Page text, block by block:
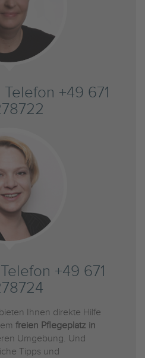
+49 671
+49 671
Ihnen direkte Hilfe
freien Pflegeplatz in
Umgebung. Und
Tipps und